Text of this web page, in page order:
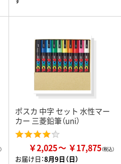
ポスカ 中字 セット 水性マー
カー 三菱鉛筆（uni）
￥2,025 ￥17,875
お届け日：8月9日（日）